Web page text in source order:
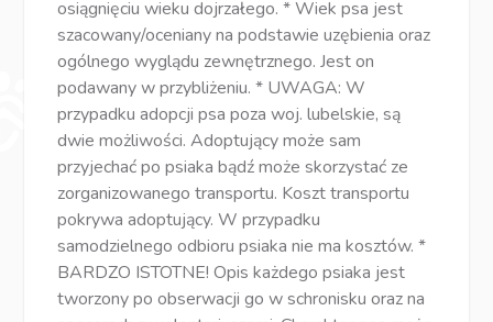
osiągnięciu wieku dojrzałego. * Wiek psa jest
szacowany/oceniany na podstawie uzębienia oraz
ogólnego wyglądu zewnętrznego. Jest on
podawany w przybliżeniu. * UWAGA: W
przypadku adopcji psa poza woj. lubelskie, są
dwie możliwości. Adoptujący może sam
przyjechać po psiaka bądź może skorzystać ze
zorganizowanego transportu. Koszt transportu
pokrywa adoptujący. W przypadku
samodzielnego odbioru psiaka nie ma kosztów. *
BARDZO ISTOTNE! Opis każdego psiaka jest
tworzony po obserwacji go w schronisku oraz na